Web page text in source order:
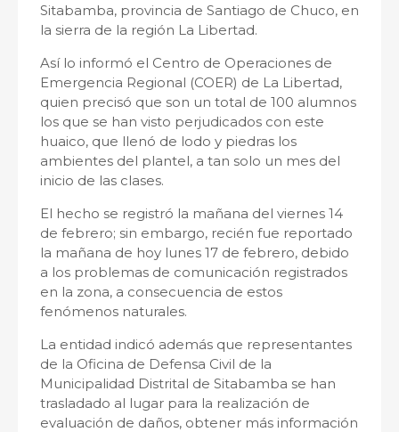
Sitabamba, provincia de Santiago de Chuco, en
la sierra de la región La Libertad.
Así lo informó el Centro de Operaciones de
Emergencia Regional (COER) de La Libertad,
quien precisó que son un total de 100 alumnos
los que se han visto perjudicados con este
huaico, que llenó de lodo y piedras los
ambientes del plantel, a tan solo un mes del
inicio de las clases.
El hecho se registró la mañana del viernes 14
de febrero; sin embargo, recién fue reportado
la mañana de hoy lunes 17 de febrero, debido
a los problemas de comunicación registrados
en la zona, a consecuencia de estos
fenómenos naturales.
La entidad indicó además que representantes
de la Oficina de Defensa Civil de la
Municipalidad Distrital de Sitabamba se han
trasladado al lugar para la realización de
evaluación de daños, obtener más información